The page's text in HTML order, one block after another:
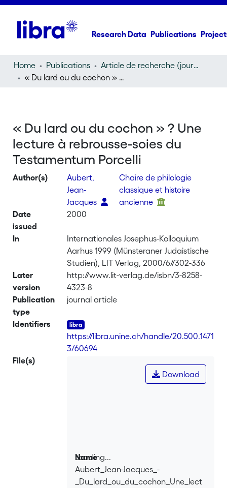
Research Data Publications
Home Publications
Article de recherche (journal article)
« Du lard ou du cochon » ? Une lecture à rebrousse-soies du Testamentum Porcelli
« Du lard ou du cochon » ? Une
lecture à rebrousse-soies du
Testamentum Porcelli
Author(s)
Aubert,
Jean-
Jacques
Chaire de philologie
classique et histoire
ancienne
Date
issued
2000
In
Internationales Josephus-Kolloquium
Aarhus 1999 (Münsteraner Judaistische
Studien), LIT Verlag, 2000/6//302-336
Later
version
http://www.lit-verlag.de/isbn/3-8258-
4323-8
Publication
type
journal article
Identifiers
https://libra.unine.ch/handle/20.500.1471
3/60694
File(s)
Loading...
Loading...
Download
Name
Aubert_Jean-Jacques_-
_Du_lard_ou_du_cochon_Une_lect